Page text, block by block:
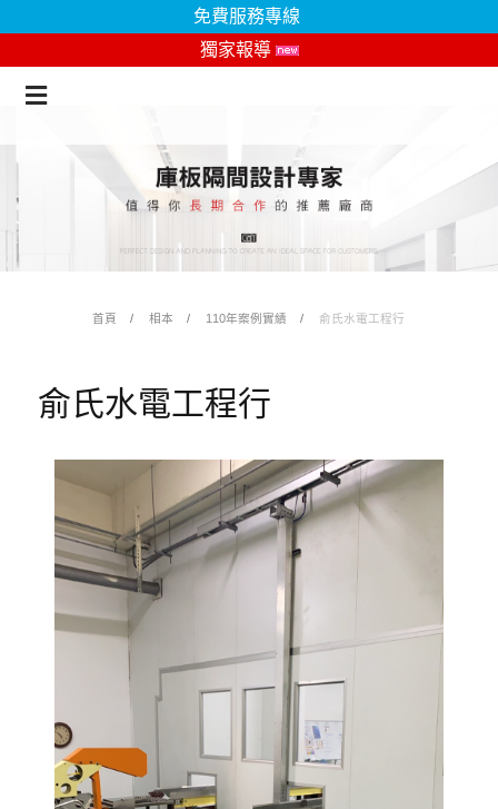
免費服務專線
獨家報導
首頁 相本 110年案例實績 俞氏水電工程行
俞氏水電工程行